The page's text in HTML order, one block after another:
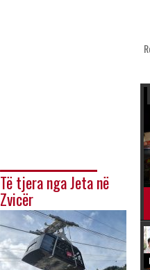
Të tjera nga Jeta në
Zvicër